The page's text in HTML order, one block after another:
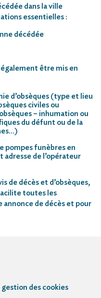
dans la ville
essentielles :
décédée
être mis en
d’obsèques (type et lieu
civiles ou
– inhumation ou
du défunt ou de la
pompes funèbres en
adresse de l’opérateur
de décès et d’obsèques,
toutes les
annonce de décès et pour
des cookies